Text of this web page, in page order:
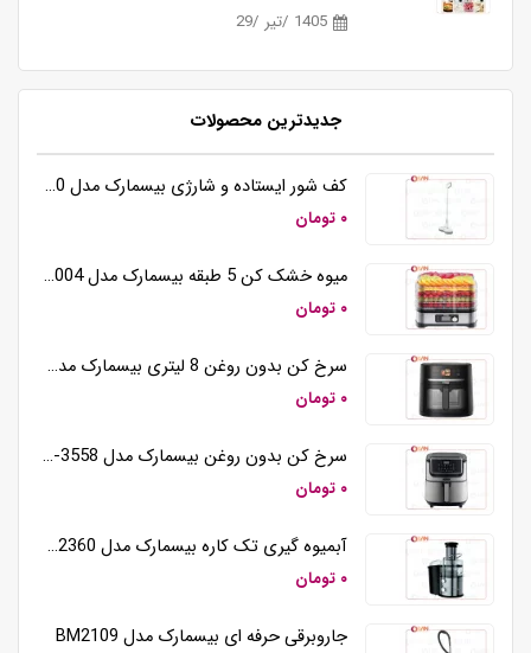
1405 /تیر /29
جدیدترین محصولات
کف شور ایستاده و شارژی بیسمارک مدل BM5510
۰ تومان
میوه خشک کن 5 طبقه بیسمارک مدل BM3004
۰ تومان
سرخ کن بدون روغن 8 لیتری بیسمارک مدل BM3570
۰ تومان
سرخ کن بدون روغن بیسمارک مدل BM-3558
۰ تومان
آبمیوه گیری تک کاره بیسمارک مدل BM2360
۰ تومان
جاروبرقی حرفه ای بیسمارک مدل BM2109